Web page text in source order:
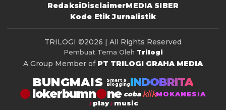
RedaksiDisclaimerMEDIA SIBER
Kode Etik Jurnalistik
TRILOGI ©2026 | All Rights Reserved
Pembuat Tema Oleh Trilogi
A Group Member of PT TRILOGI GRAHA MEDIA
BUNGMAIS
Smart &
Blogging INDOBRITA
lokerbumn coba klikMOKANESIA
play
music